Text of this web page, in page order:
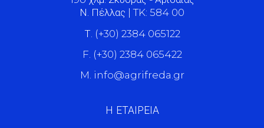
Ν. Πέλλας | TK: 584 00
Τ. (+30) 2384 065122
F. (+30) 2384 065422
M. info@agrifreda.gr
Η ΕΤΑΙΡΕΙΑ